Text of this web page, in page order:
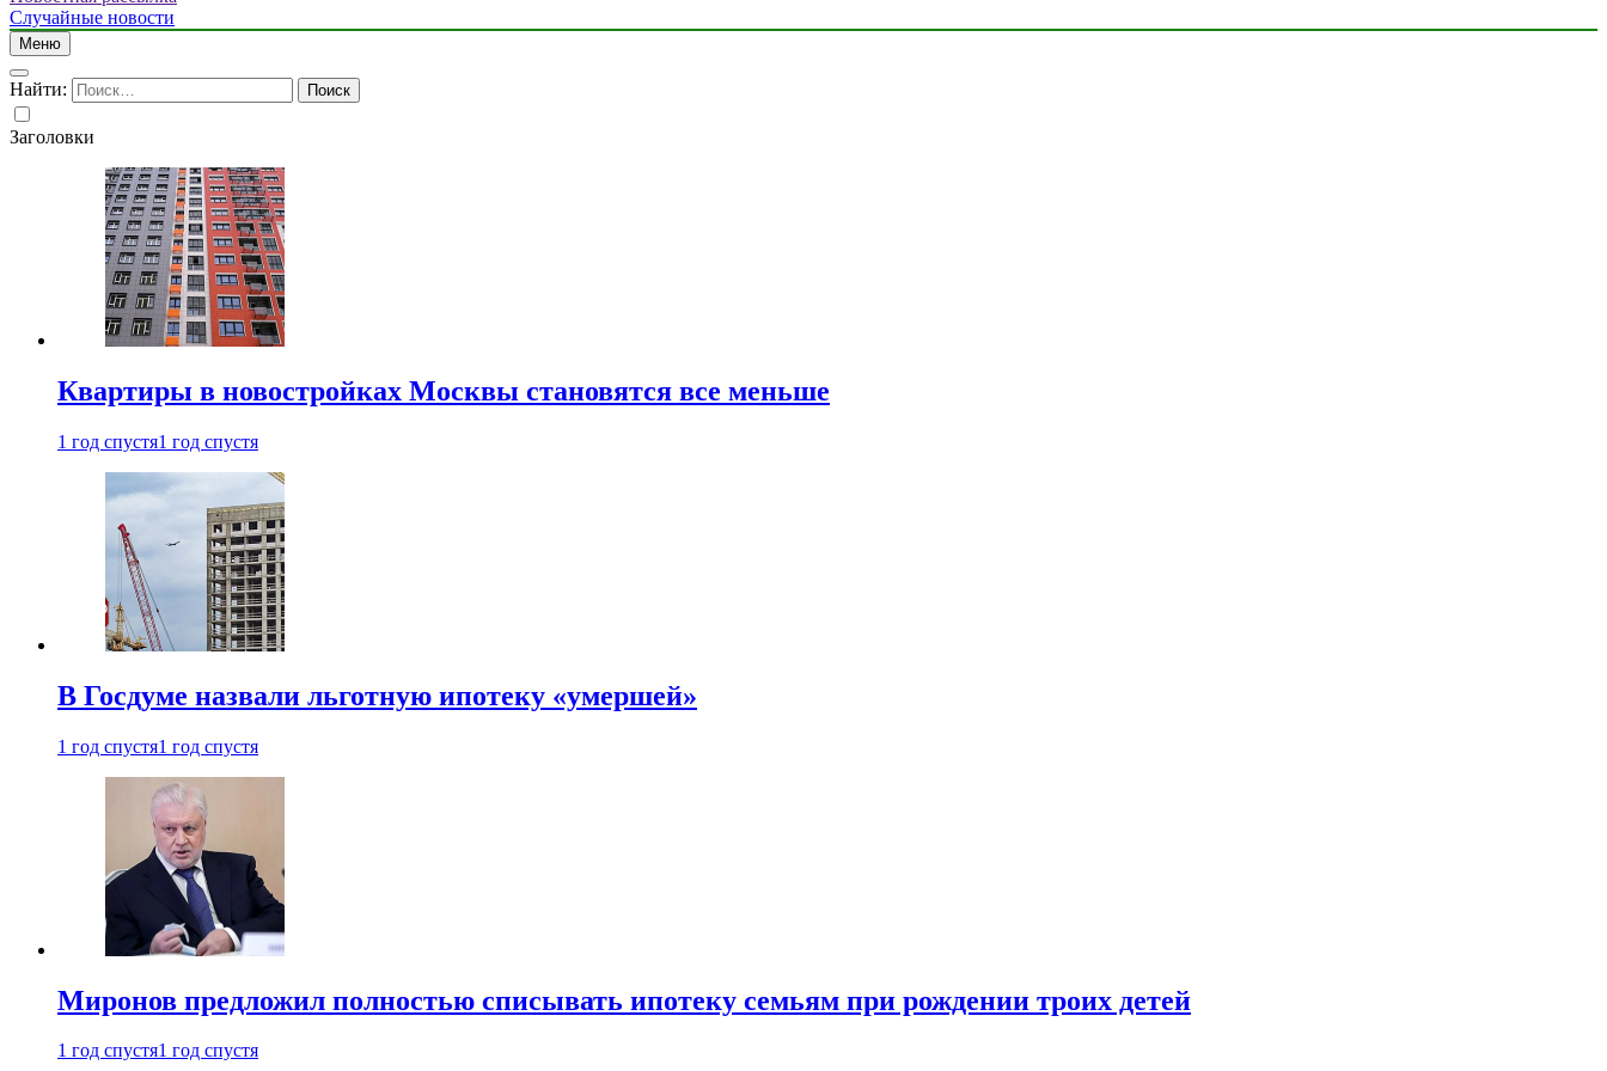
Случайные новости
Меню
Найти:
Заголовки
Квартиры в новостройках Москвы становятся все меньше
1 год спустя1 год спустя
В Госдуме назвали льготную ипотеку «умершей»
1 год спустя1 год спустя
Миронов предложил полностью списывать ипотеку семьям при рождении троих детей
1 год спустя1 год спустя